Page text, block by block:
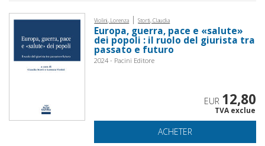
Violini, Lorenza | Storti, Claudia
Europa, guerra, pace e «salute»
dei popoli : il ruolo del giurista tra
passato e futuro
2024 - Pacini Editore
EUR 12,80
TVA exclue
ACHETER